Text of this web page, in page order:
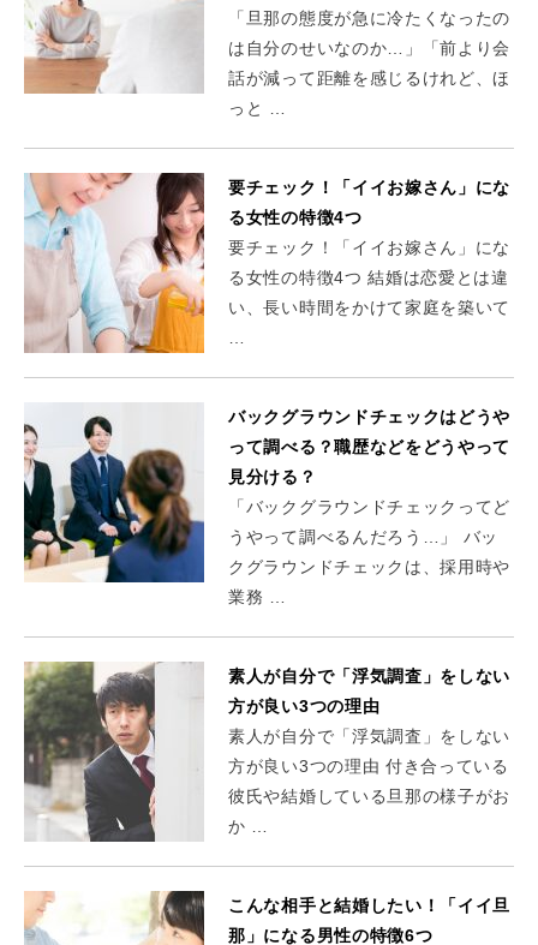
「旦那の態度が急に冷たくなったの
は自分のせいなのか…」「前より会
話が減って距離を感じるけれど、ほ
っと …
要チェック！「イイお嫁さん」にな
る女性の特徴4つ
要チェック！「イイお嫁さん」にな
る女性の特徴4つ 結婚は恋愛とは違
い、長い時間をかけて家庭を築いて
…
バックグラウンドチェックはどうや
って調べる？職歴などをどうやって
見分ける？
「バックグラウンドチェックってど
うやって調べるんだろう…」 バッ
クグラウンドチェックは、採用時や
業務 …
素人が自分で「浮気調査」をしない
方が良い3つの理由
素人が自分で「浮気調査」をしない
方が良い3つの理由 付き合っている
彼氏や結婚している旦那の様子がお
か …
こんな相手と結婚したい！「イイ旦
那」になる男性の特徴6つ